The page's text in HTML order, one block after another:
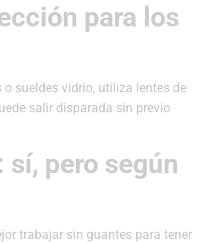
para los
o sueldes vidrio, utiliza lentes de
salir disparada sin previo
sí, pero según
trabajar sin guantes para tener